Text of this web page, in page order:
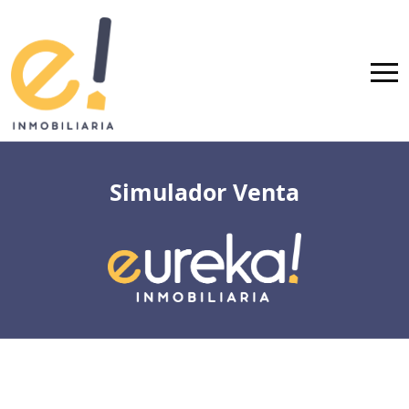
Simulador Venta